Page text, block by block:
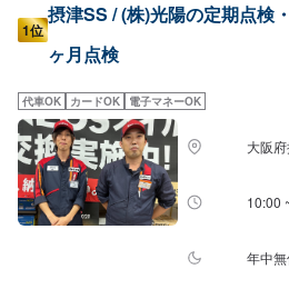
1位
摂津SS / (株)光陽の定期点検
ヶ月点検
代車OK カードOK 電子マネーOK
大阪
10:00
年中無